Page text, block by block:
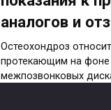
аналогов и
Остеохондроз
протекающим на фоне
межпозвонковых